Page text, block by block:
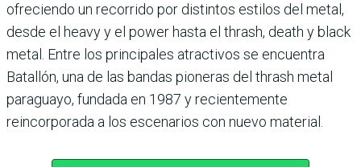
ofreciendo un recorrido por distintos estilos del metal,
desde el heavy y el power hasta el thrash, death y black
metal. Entre los principales atractivos se encuentra
Batallón, una de las bandas pioneras del thrash metal
paraguayo, fundada en 1987 y recientemente
reincorporada a los escenarios con nuevo material.